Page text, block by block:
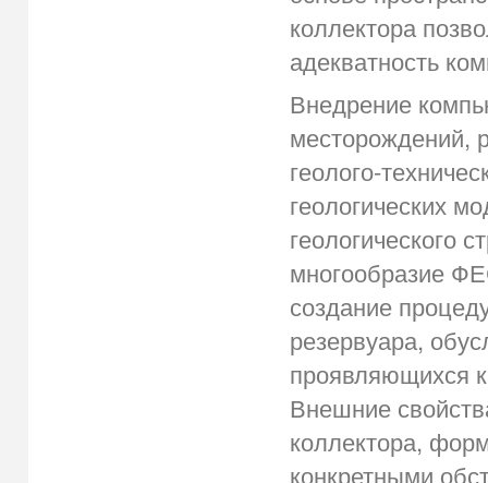
коллектора
адекватность
Внедрение
месторождений,
геолого-
геологических
геологического
многообразие
создание
резервуара,
проявляющихся
Внешние
коллектора,
конкретными